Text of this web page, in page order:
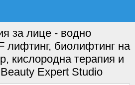
за лице - водно
лифтинг, биолифтинг на
кислородна терапия и
Expert Studio